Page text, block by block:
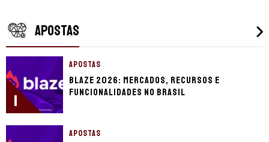
APOSTAS
1
APOSTAS
Blaze 2026: mercados, recursos e
funcionalidades no Brasil
APOSTAS